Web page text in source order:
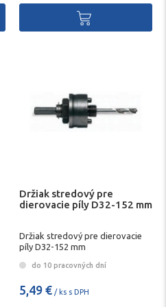
Držiak stredový pre
dierovacie píly D32-152 mm
Držiak stredový pre dierovacie
píly D32-152 mm
do 10 pracovných dní
5,49 € / ks s DPH